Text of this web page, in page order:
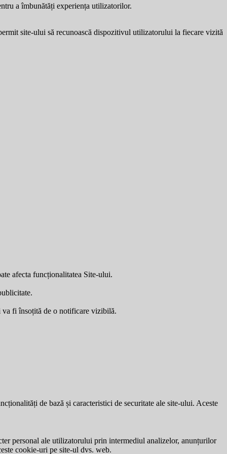
a îmbunătăți experiența utilizatorilor.
site-ului să recunoască dispozitivul utilizatorului la fiecare vizită
afecta funcționalitatea Site-ului.
va fi însoțită de o notificare vizibilă.
de bază și caracteristici de securitate ale site-ului. Aceste
personal ale utilizatorului prin intermediul analizelor, anunțurilor
cookie-uri pe site-ul dvs. web.